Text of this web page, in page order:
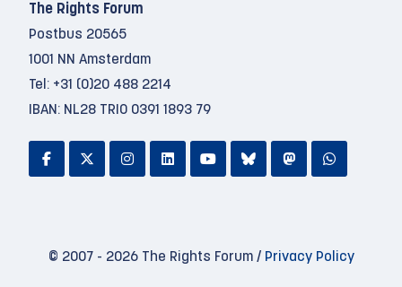
The Rights Forum
Postbus 20565
1001 NN Amsterdam
Tel: +31 (0)20 488 2214
IBAN: NL28 TRIO 0391 1893 79
© 2007 - 2026 The Rights Forum / Privacy Policy